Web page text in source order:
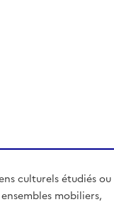
culturels étudiés ou
mobiliers,